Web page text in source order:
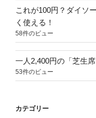
これが100円？ダイソ
く使える！
58件のビュー
一人2,400円の「芝生
53件のビュー
カテゴリー